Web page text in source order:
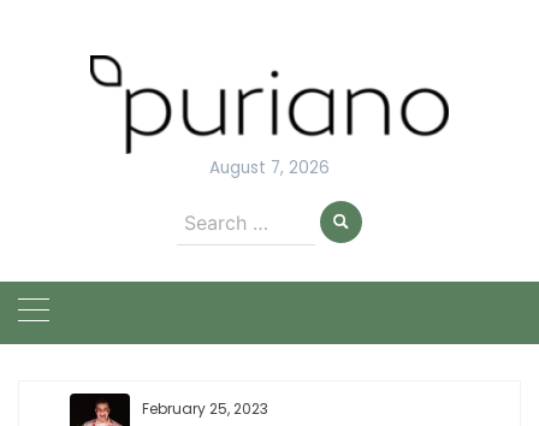
August 7, 2026
Search
for:
February 25, 2023